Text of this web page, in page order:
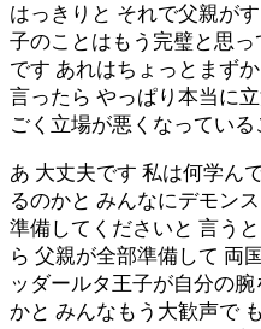
はっきりと それで父親が
子のことはもう完璧と思
です あれはちょっとまず
言ったら やっぱり本当に
ごく立場が悪くなっている
あ 大丈夫です 私は何学ん
るのかと みんなにデモン
準備してくださいと 言う
ら 父親が全部準備して 両
ッダールタ王子が自分の
かと みんなもう大歓声で